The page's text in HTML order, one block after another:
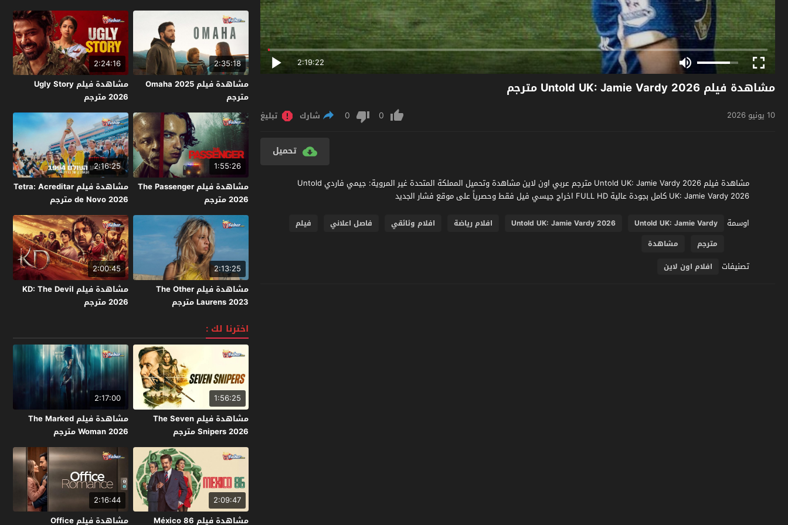
2:19:22
مشاهدة فيلم Untold UK: Jamie Vardy 2026 مترجم
10 يونيو 2026 0
0 شارك تبليغ
تحميل
مشاهدة فيلم Untold UK: Jamie Vardy 2026 مترجم عربي اون لاين مشاهدة وتحميل المملكة المتحدة غير المروية: جيمي فاردي Untold
UK: Jamie Vardy 2026 كامل بجودة عالية FULL HD اخراج جيسي فيل فقط وحصرياً على موقع فشار الجديد
اوسمة
Untold UK: Jamie Vardy
Untold UK: Jamie Vardy 2026 افلام رياضة افلام وثائقي فاصل اعلاني
فيلم
مترجم
مشاهدة
تصنيفات افلام اون لاين
2:35:18
مشاهدة فيلم Omaha 2025
مترجم
2:24:16
مشاهدة فيلم Ugly Story
2026 مترجم
1:55:26
مشاهدة فيلم The Passenger
2026 مترجم
2:16:25
مشاهدة فيلم Tetra: Acreditar
de Novo 2026 مترجم
2:13:25
مشاهدة فيلم The Other
Laurens 2023 مترجم
2:00:45
مشاهدة فيلم KD: The Devil
2026 مترجم
اخترنا لك :
1:56:25
مشاهدة فيلم The Seven
Snipers 2026 مترجم
2:17:00
مشاهدة فيلم The Marked
Woman 2026 مترجم
2:09:47
مشاهدة فيلم México 86
2:16:44
مشاهدة فيلم Office